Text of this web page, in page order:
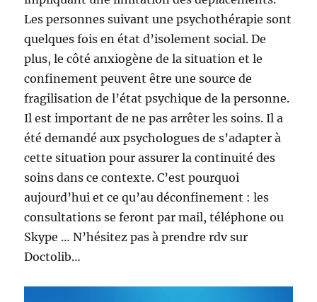
Les personnes suivant une psychothérapie sont
quelques fois en état d’isolement social. De
plus, le côté anxiogène de la situation et le
confinement peuvent être une source de
fragilisation de l’état psychique de la personne.
Il est important de ne pas arrêter les soins. Il a
été demandé aux psychologues de s’adapter à
cette situation pour assurer la continuité des
soins dans ce contexte. C’est pourquoi
aujourd’hui et ce qu’au déconfinement : les
consultations se feront par mail, téléphone ou
Skype … N’hésitez pas à prendre rdv sur
Doctolib…